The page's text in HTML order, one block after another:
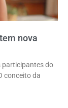
nova
participantes do
conceito da